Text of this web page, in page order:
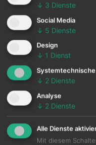
und doppelter
Beispiele aus der
Lieferkette:
82 % der
stammen aus
Risikoanalysen,
Einführung der
↓ 3 Dienste
Social Media
↓ 5 Dienste
Design
↓ 1 Dienst
↓ 2 Dienste
Analyse
↓ 2 Dienste
Alle Dienste
Mit diesem